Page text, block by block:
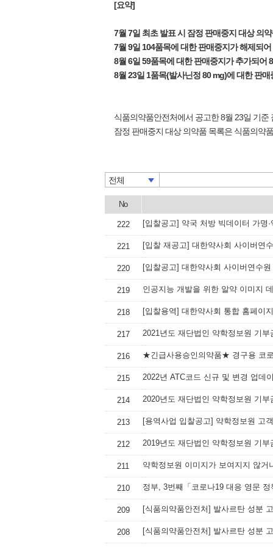
[요약]
7월 7일 최초 발표 시 잠정 판매중지 대상 의
7월 9일 104품목에 대한 판매중지가 해제되
8월 6일 59품목에 대한 판매중지가 추가되어
8월 23일 1품목(발사닌정 80 mg)에 대한 판
식품의약품안전처에서 공고한 8월 23일 기
잠정 판매중지 대상 의약품 목록은 식품의약
전체
No
222 [입찰공고] 약국 처방 빅데이터 가명
221 [입찰 재공고] 대한약사회 사이버연
220 [입찰공고] 대한약사회 사이버연수
219 인공지능 개발을 위한 알약 이미지
218 [입찰용역] 대한약사회 통합 홈페이
217 2021년도 재단법인 약학정보원 기
216 ★긴급사용승인의약품★ 경구용 코
215 2022년 ATC코드 신규 및 변경 업데
214 2020년도 재단법인 약학정보원 기
213 [용역사업 입찰공고] 약학정보원 고
212 2019년도 재단법인 약학정보원 기
211 약학정보원 이미지가 보여지지 않거
210 정부, 3번째「코로나19 대응 영문
209
208